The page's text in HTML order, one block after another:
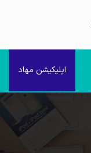
اپلیکیشن مهاد